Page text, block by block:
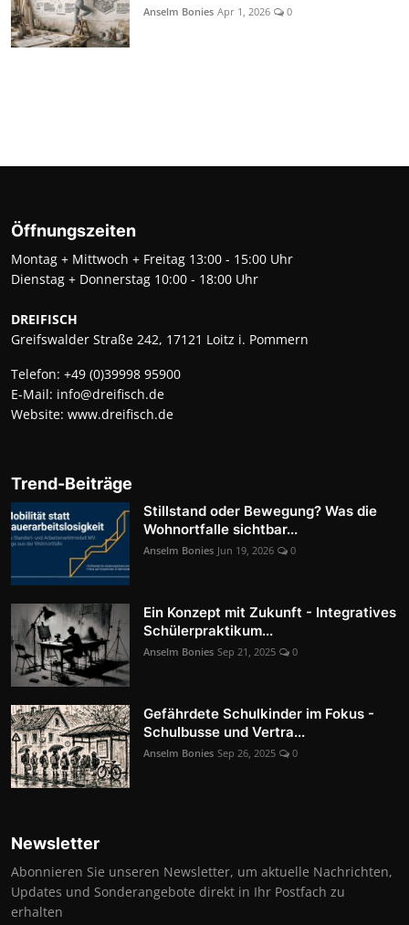
Anselm Bonies Apr 1, 2026 0
Öffnungszeiten
Montag + Mittwoch + Freitag 13:00 - 15:00 Uhr
Dienstag + Donnerstag 10:00 - 18:00 Uhr
DREIFISCH
Greifswalder Straße 242, 17121 Loitz i. Pommern
Telefon: +49 (0)39998 95900
E-Mail: info@dreifisch.de
Website: www.dreifisch.de
Trend-Beiträge
Stillstand oder Bewegung? Was die
Wohnortfalle sichtbar...
Anselm Bonies Jun 19, 2026 0
Ein Konzept mit Zukunft - Integratives
Schülerpraktikum...
Anselm Bonies Sep 21, 2025 0
Gefährdete Schulkinder im Fokus -
Schulbusse und Vertra...
Anselm Bonies Sep 26, 2025 0
Newsletter
Abonnieren Sie unseren Newsletter, um aktuelle Nachrichten,
Updates und Sonderangebote direkt in Ihr Postfach zu
erhalten